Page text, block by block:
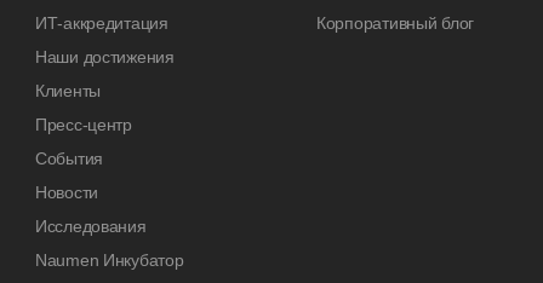
ИТ-аккредитация
Наши достижения
Клиенты
Пресс-центр
События
Новости
Исследования
Naumen Инкубатор
Корпоративный блог